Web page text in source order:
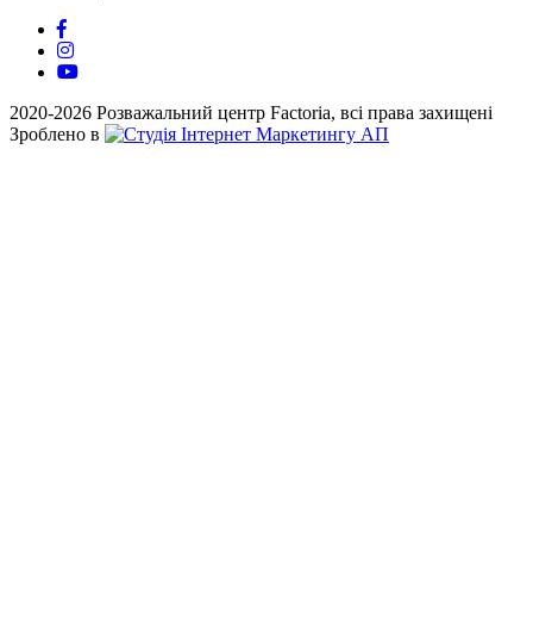
2020-2026 Розважальний центр Factoria, всі права захищені
Зроблено в